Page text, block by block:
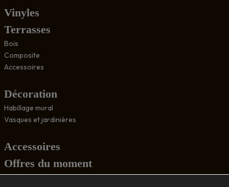
Vinyles
Terrasses
Bois
Composite
Accessoires
Décoration
Habillage mural
Vasques et jardinières
Accessoires
Offres du moment